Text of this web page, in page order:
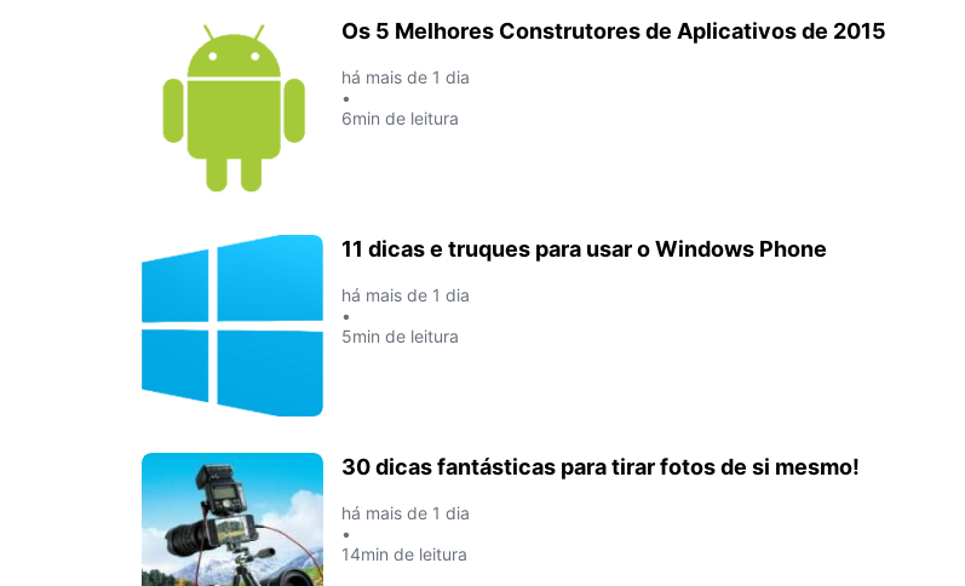
Os 5 Melhores Construtores de Aplicativos de 2015
há mais de 1 dia
•
6min de leitura
11 dicas e truques para usar o Windows Phone
há mais de 1 dia
•
5min de leitura
30 dicas fantásticas para tirar fotos de si mesmo!
há mais de 1 dia
•
14min de leitura